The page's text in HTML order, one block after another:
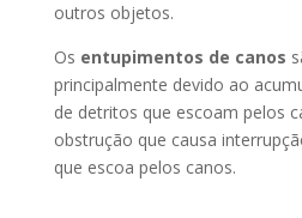
outros objetos.
Os entupimentos de canos
principalmente devido ao
de detritos que escoam pelos
obstrução que causa
que escoa pelos canos.